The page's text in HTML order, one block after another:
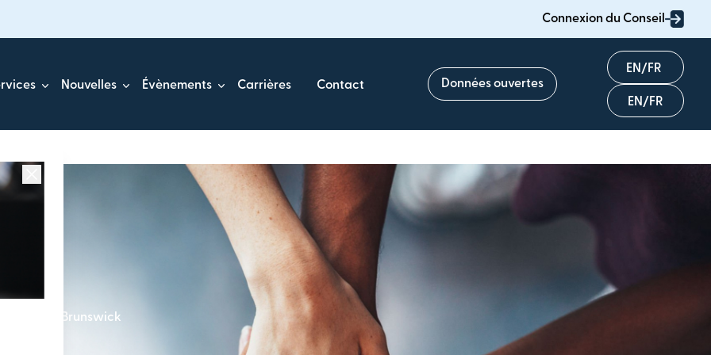
Connexion du Conseil
Nouvelles Évènements Carrières Contact Données ouvertes
English
Français
Nouveau-Brunswick